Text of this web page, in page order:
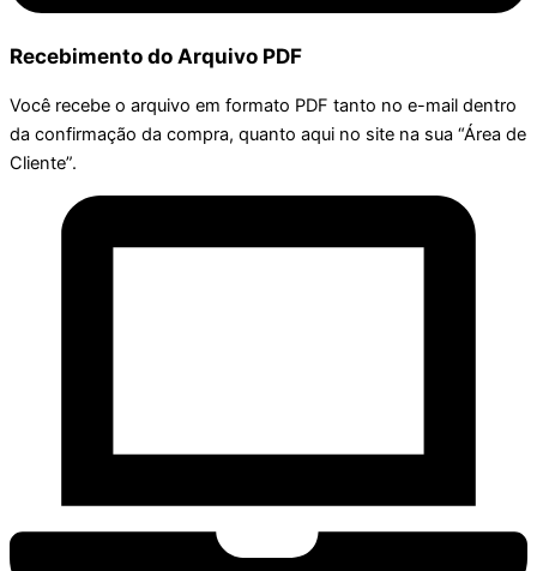
Recebimento do Arquivo PDF
Você recebe o arquivo em formato PDF tanto no e-mail dentro
da confirmação da compra, quanto aqui no site na sua “Área de
Cliente”.